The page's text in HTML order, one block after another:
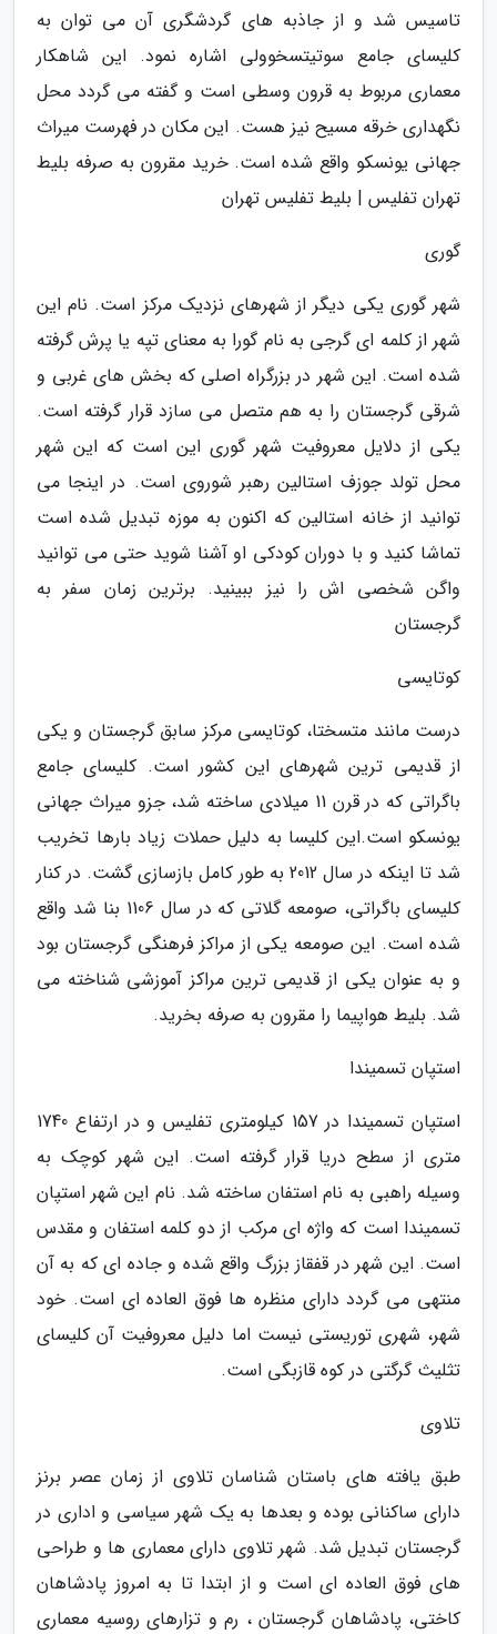
تاسیس شد و از جاذبه های گردشگری آن می توان به
کلیسای جامع سوتیتسخوولی اشاره نمود. این شاهکار
معماری مربوط به قرون وسطی است و گفته می گردد محل
نگهداری خرقه مسیح نیز هست. این مکان در فهرست میراث
جهانی یونسکو واقع شده است. خرید مقرون به صرفه بلیط
تهران تفلیس | بلیط تفلیس تهران
گوری
شهر گوری یکی دیگر از شهرهای نزدیک مرکز است. نام این
شهر از کلمه ای گرجی به نام گورا به معنای تپه یا پرش گرفته
شده است. این شهر در بزرگراه اصلی که بخش های غربی و
شرقی گرجستان را به هم متصل می سازد قرار گرفته است.
یکی از دلایل معروفیت شهر گوری این است که این شهر
محل تولد جوزف استالین رهبر شوروی است. در اینجا می
توانید از خانه استالین که اکنون به موزه تبدیل شده است
تماشا کنید و با دوران کودکی او آشنا شوید حتی می توانید
واگن شخصی اش را نیز ببینید. برترین زمان سفر به
گرجستان
کوتایسی
درست مانند متسختا، کوتایسی مرکز سابق گرجستان و یکی
از قدیمی ترین شهرهای این کشور است. کلیسای جامع
باگراتی که در قرن 11 میلادی ساخته شد، جزو میراث جهانی
یونسکو است.این کلیسا به دلیل حملات زیاد بارها تخریب
شد تا اینکه در سال 2012 به طور کامل بازسازی گشت. در کنار
کلیسای باگراتی، صومعه گلاتی که در سال 1106 بنا شد واقع
شده است. این صومعه یکی از مراکز فرهنگی گرجستان بود
و به عنوان یکی از قدیمی ترین مراکز آموزشی شناخته می
شد. بلیط هواپیما را مقرون به صرفه بخرید.
استپان تسمیندا
استپان تسمیندا در 157 کیلومتری تفلیس و در ارتفاع 1740
متری از سطح دریا قرار گرفته است. این شهر کوچک به
وسیله راهبی به نام استفان ساخته شد. نام این شهر استپان
تسمیندا است که واژه ای مرکب از دو کلمه استفان و مقدس
است. این شهر در قفقاز بزرگ واقع شده و جاده ای که به آن
منتهی می گردد دارای منظره ها فوق العاده ای است. خود
شهر، شهری توریستی نیست اما دلیل معروفیت آن کلیسای
تثلیث گرگتی در کوه قازبگی است.
تلاوی
طبق یافته های باستان شناسان تلاوی از زمان عصر برنز
دارای ساکنانی بوده و بعدها به یک شهر سیاسی و اداری در
گرجستان تبدیل شد. شهر تلاوی دارای معماری ها و طراحی
های فوق العاده ای است و از ابتدا تا به امروز پادشاهان
کاختی، پادشاهان گرجستان ، رم و تزارهای روسیه معماری